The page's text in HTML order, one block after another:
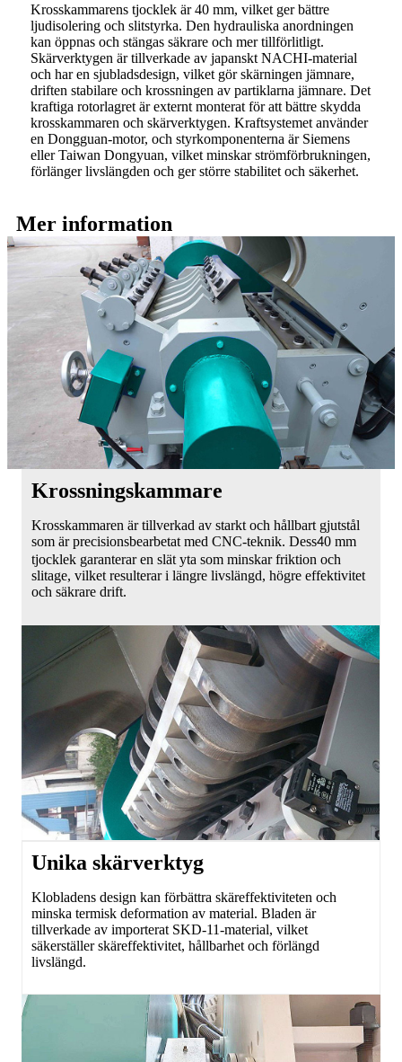
Krosskammarens tjocklek är 40 mm, vilket ger bättre
ljudisolering och slitstyrka. Den hydrauliska anordningen
kan öppnas och stängas säkrare och mer tillförlitligt.
Skärverktygen är tillverkade av japanskt NACHI-material
och har en sjubladsdesign, vilket gör skärningen jämnare,
driften stabilare och krossningen av partiklarna jämnare. Det
kraftiga rotorlagret är externt monterat för att bättre skydda
krosskammaren och skärverktygen. Kraftsystemet använder
en Dongguan-motor, och styrkomponenterna är Siemens
eller Taiwan Dongyuan, vilket minskar strömförbrukningen,
förlänger livslängden och ger större stabilitet och säkerhet.
Mer information
Krossningskammare
Krosskammaren är tillverkad av starkt och hållbart gjutstål
som är precisionsbearbetat med CNC-teknik. Dess40 mm
tjocklek garanterar en slät yta som minskar friktion och
slitage, vilket resulterar i längre livslängd, högre effektivitet
och säkrare drift.
Unika skärverktyg
Klobladens design kan förbättra skäreffektiviteten och
minska termisk deformation av material. Bladen är
tillverkade av importerat SKD-11-material, vilket
säkerställer skäreffektivitet, hållbarhet och förlängd
livslängd.